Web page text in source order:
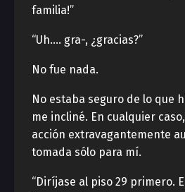
familia!”
“Uh…. gra-, ¿gracias?”
No fue nada.
No estaba seguro de lo que
me incliné. En cualquier
acción extravagantemente
tomada sólo para mí.
“Diríjase al piso 29 primero.